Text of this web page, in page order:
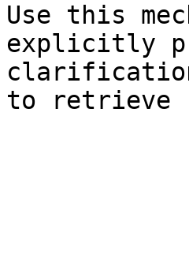
Use this
explicitly